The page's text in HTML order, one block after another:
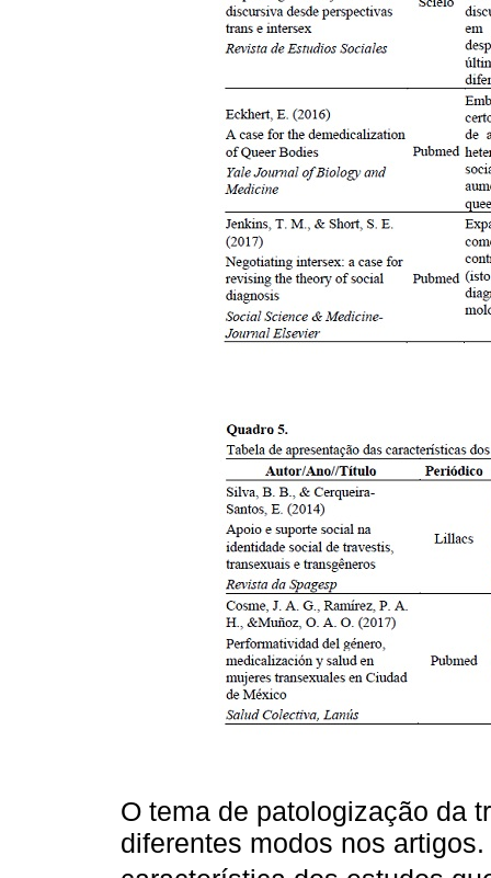
O tema de patologização da
diferentes modos nos